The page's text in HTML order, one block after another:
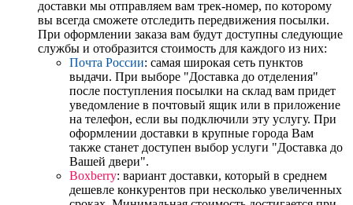
доставки мы отправляем вам трек-номер, по которому
вы всегда сможете отследить передвижения посылки.
При оформлении заказа вам будут доступны следующие
службы и отобразится стоимость для каждого из них:
Почта России: самая широкая сеть пунктов
выдачи. При выборе "Доставка до отделения"
после поступления посылки на склад вам придет
уведомление в почтовый ящик или в приложение
на телефон, если вы подключили эту услугу. При
оформлении доставки в крупные города Вам
также станет доступен выбор услуги "Доставка до
Вашей двери".
Boxberry: вариант доставки, который в среднем
дешевле конкурентов при несколько увеличенных